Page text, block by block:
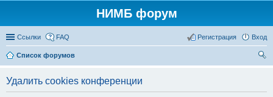
НИМБ форум
Ссылки FAQ Вход
Регистрация
Список форумов
Удалить cookies конференции